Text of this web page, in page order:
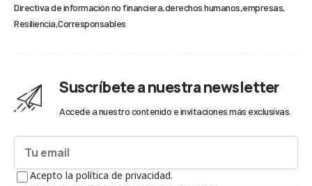
Directiva de información no financiera derechos humanos empresas
Resiliencia Corresponsables
Suscríbete a nuestra newsletter
Accede a nuestro contenido e invitaciones más exclusivas.
Acepto la política de privacidad.